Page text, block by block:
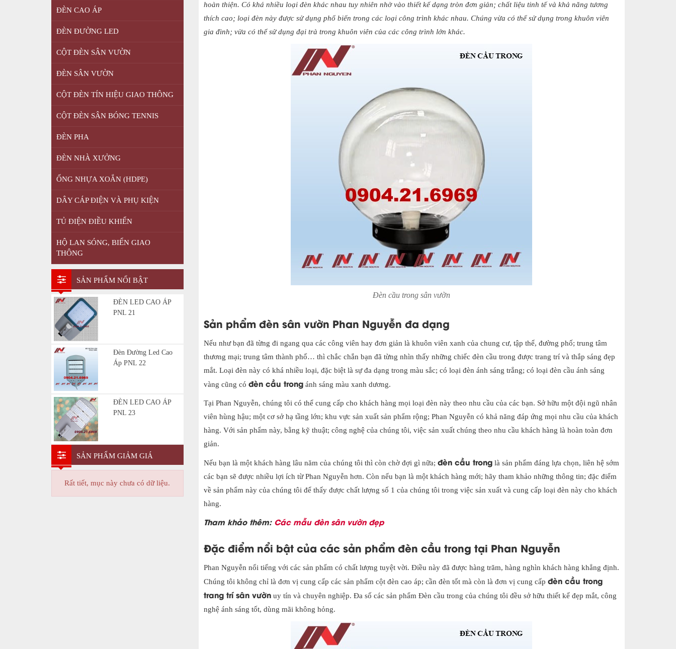
hoàn thiện. Có khá nhiều loại đèn khác nhau tuy nhiên nhờ vào thiết kế dạng tròn đơn giản; chất liệu tinh tế và khả năng tương
thích cao; loại đèn này được sử dụng phổ biến trong các loại công trình khác nhau. Chúng vừa có thể sử dụng trong khuôn viên
gia đình; vừa có thể sử dụng đại trà trong khuôn viên của các công trình lớn khác.
Đèn cầu trong sân vườn
Sản phẩm đèn sân vườn Phan Nguyễn đa dạng
Nếu như bạn đã từng đi ngang qua các công viên hay đơn giản là khuôn viên xanh của chung cư, tập thể, đường phố; trung tâm
thương mại; trung tâm thành phố… thì chắc chắn bạn đã từng nhìn thấy những chiếc đèn cầu trong được trang trí và thắp sáng đẹp
mắt. Loại đèn này có khá nhiều loại, đặc biệt là sự đa dạng trong màu sắc; có loại đèn ánh sáng trắng; có loại đèn cầu ánh sáng
vàng cũng có đèn cầu trongánh sáng màu xanh dương.
Tại Phan Nguyễn, chúng tôi có thể cung cấp cho khách hàng mọi loại đèn này theo nhu cầu của các bạn. Sở hữu một đội ngũ nhân
viên hùng hậu; một cơ sở hạ tầng lớn; khu vực sản xuất sản phẩm rộng; Phan Nguyễn có khả năng đáp ứng mọi nhu cầu của khách
hàng. Với sản phẩm này, bằng kỹ thuật; công nghệ của chúng tôi, việc sản xuất chúng theo nhu cầu khách hàng là hoàn toàn đơn
giản.
Nếu bạn là một khách hàng lâu năm của chúng tôi thì còn chờ đợi gì nữa; đèn cầu tronglà sản phẩm đáng lựa chọn, liên hệ sớm
các bạn sẽ được nhiều lợi ích từ Phan Nguyễn hơn. Còn nếu bạn là một khách hàng mới; hãy tham khảo những thông tin; đặc điểm
về sản phẩm này của chúng tôi để thấy được chất lượng số 1 của chúng tôi trong việc sản xuất và cung cấp loại đèn này cho khách
hàng.
Tham khảo thêm: Các mẫu đèn sân vườn đẹp
Đặc điểm nổi bật của các sản phẩm đèn cầu trong tại Phan Nguyễn
Phan Nguyễn nổi tiếng với các sản phẩm có chất lượng tuyệt vời. Điều này đã được hàng trăm, hàng nghìn khách hàng khẳng định.
Chúng tôi không chỉ là đơn vị cung cấp các sản phẩm cột đèn cao áp; cần đèn tốt mà còn là đơn vị cung cấp đèn cầu trong
trang trí sân vườnuy tín và chuyên nghiệp. Đa số các sản phẩm Đèn cầu trong của chúng tôi đều sở hữu thiết kế đẹp mắt, công
nghệ ánh sáng tốt, dùng mãi không hỏng.
ĐÈN CAO ÁP
ĐÈN ĐƯỜNG LED
CỘT ĐÈN SÂN VƯỜN
ĐÈN SÂN VƯỜN
CỘT ĐÈN TÍN HIỆU GIAO THÔNG
CỘT ĐÈN SÂN BÓNG TENNIS
ĐÈN PHA
ĐÈN NHÀ XƯỞNG
ỐNG NHỰA XOẮN (HDPE)
DÂY CÁP ĐIỆN VÀ PHỤ KIỆN
TỦ ĐIỆN ĐIỀU KHIỂN
HỘ LAN SÓNG, BIỂN GIAO
THÔNG
SẢN PHẨM NỔI BẬT
ĐÈN LED CAO ÁP
PNL 21
Đèn Đường Led Cao
Áp PNL 22
ĐÈN LED CAO ÁP
PNL 23
SẢN PHẨM GIẢM GIÁ
Rất tiết, mục này chưa có dữ liệu.